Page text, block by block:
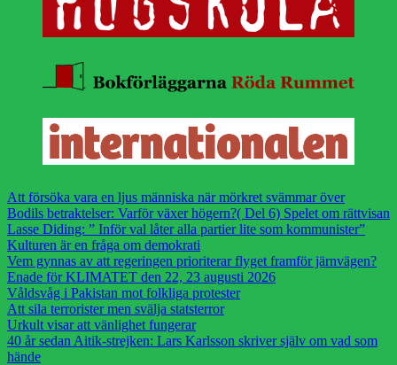
Att försöka vara en ljus människa när mörkret svämmar över
Bodils betraktelser: Varför växer högern?( Del 6) Spelet om rättvisan
Lasse Diding: ” Inför val låter alla partier lite som kommunister”
Kulturen är en fråga om demokrati
Vem gynnas av att regeringen prioriterar flyget framför järnvägen?
Enade för KLIMATET den 22, 23 augusti 2026
Våldsvåg i Pakistan mot folkliga protester
Att sila terrorister men svälja statsterror
Urkult visar att vänlighet fungerar
40 år sedan Aitik-strejken: Lars Karlsson skriver själv om vad som
hände